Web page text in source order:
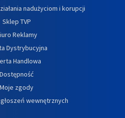
nadużyciom i korupcji
Sklep TVP
Reklamy
Dystrybucyjna
Handlowa
Dostępność
Moje zgody
wewnętrznych